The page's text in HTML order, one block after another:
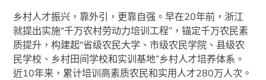
乡村人才振兴，靠外引，更靠自强。早在20年前，浙江
就提出实施“千万农村劳动力培训工程”，锚定千万农民素
质提升，构建起“省级农民大学、市级农民学院、县级农
民学校、乡村田间学校和实训基地”乡村人才培养体系。
近10年来，累计培训高素质农民和实用人才280万人次。